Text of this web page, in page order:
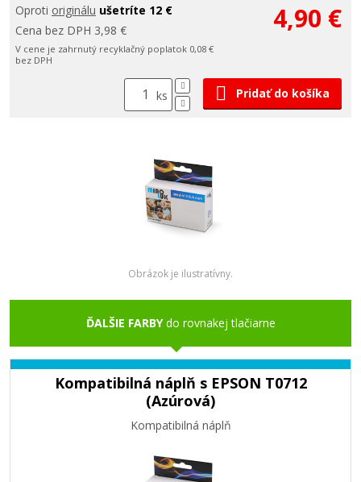
Oproti originálu ušetríte 12 €
Cena bez DPH 3,98 €
V cene je zahrnutý recyklačný poplatok 0,08 €
bez DPH
4,90 €
ks Pridať do košíka
Obrázok je ilustratívny.
ĎALŠIE FARBYdo rovnakej tlačiarne
Kompatibilná náplň s EPSON T0712
(Azúrová)
Kompatibilná náplň